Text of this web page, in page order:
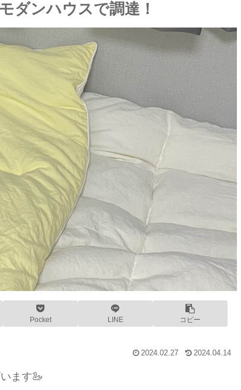
ダンハウスで調達！
Pocket LINE コピー
2024.02.27 2024.04.14
ます🦢